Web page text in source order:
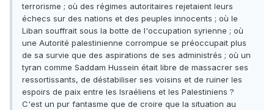
terrorisme ; où des régimes autoritaires rejetaient leurs
échecs sur des nations et des peuples innocents ; où le
Liban souffrait sous la botte de l'occupation syrienne ; où
une Autorité palestinienne corrompue se préoccupait plus
de sa survie que des aspirations de ses administrés ; où un
tyran comme Saddam Hussein était libre de massacrer ses
ressortissants, de déstabiliser ses voisins et de ruiner les
espoirs de paix entre les Israéliens et les Palestiniens ?
C'est un pur fantasme que de croire que la situation au